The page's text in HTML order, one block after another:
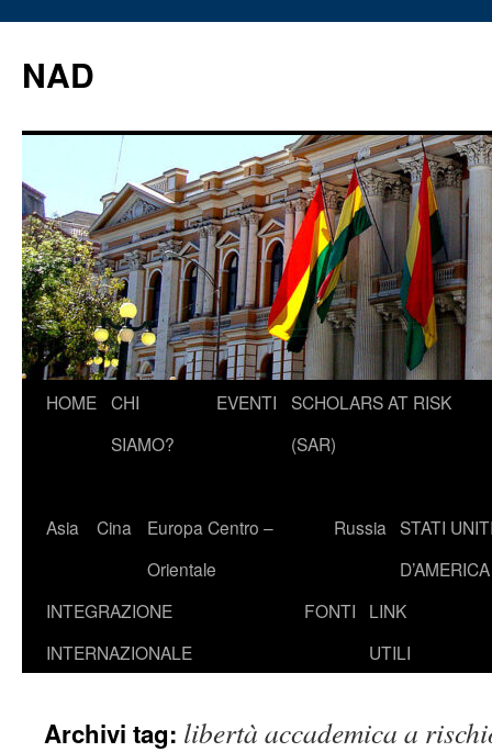
contenuto
NAD
HOME CHI
SIAMO?
EVENTI
SCHOLARS AT RISK
(SAR)
Asia Cina
Europa Centro –
Orientale
Russia STATI
D’AMERICA
INTEGRAZIONE
INTERNAZIONALE
FONTI
LINK
UTILI
Archivi tag: libertà accademica a